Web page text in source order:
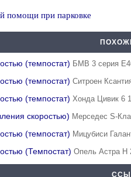
помощи при парковке
(темпостат) БМВ 3 серия
(темпостат)Ситроен
(темпостат)Хонда Цивик 6
скоростью) Мерседес S-
(темпостат) Мицубиси
(Темпостат)Опель Астра Н